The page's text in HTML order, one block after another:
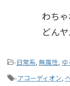
わち
どん
-日常系, 無属性,
-アコーディオン,